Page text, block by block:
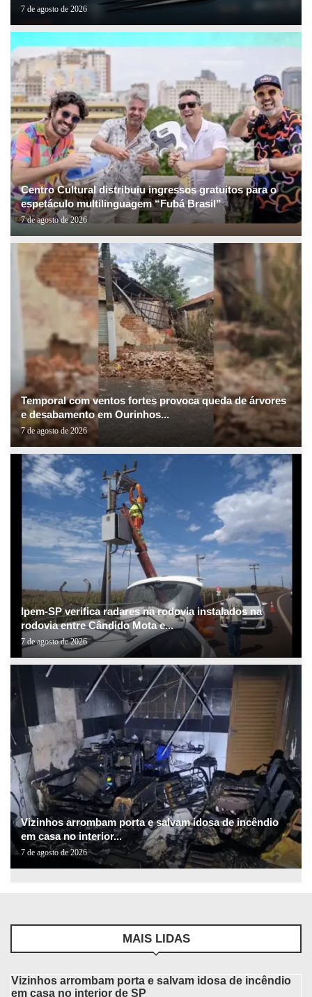
7 de agosto de 2026
Centro Cultural distribuiu ingressos gratuitos para o
espetáculo multilinguagem “Fubá Brasil”
7 de agosto de 2026
Temporal com ventos fortes provoca queda de árvores
e desabamento em Ourinhos...
7 de agosto de 2026
Ipem-SP verifica radares na rodovia instalados na
rodovia entre Cândido Mota e...
7 de agosto de 2026
Vizinhos arrombam porta e salvam idosa de incêndio
em casa no interior...
7 de agosto de 2026
MAIS LIDAS
Vizinhos arrombam porta e salvam idosa de incêndio
em casa no interior de SP